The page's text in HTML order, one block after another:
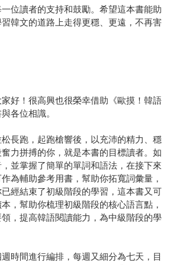
位讀者的支持和鼓勵。希望這本書能助
韓文的道路上走得更穩、更遠，不再害
好！很高興也很榮幸借助《歐摸！韓語
各位相識。
長跑，起跑槍響後，以充沛的精力、穩
力拼搏的你，就是本書的目標讀者。如
並掌握了簡單的單詞和語法，在接下來
為輔助參考用書，幫助你拓寬詞彙量，
經結束了初級階段的學習，這本書又可
，幫助你梳理初級階段的核心語言點，
，提高韓語閱讀能力，為中級階段的學
時間進行編排，每週又細分為七天，目